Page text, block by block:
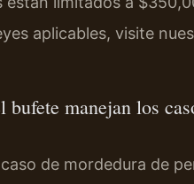
aplicables, visite
manejan los
de mordedura de